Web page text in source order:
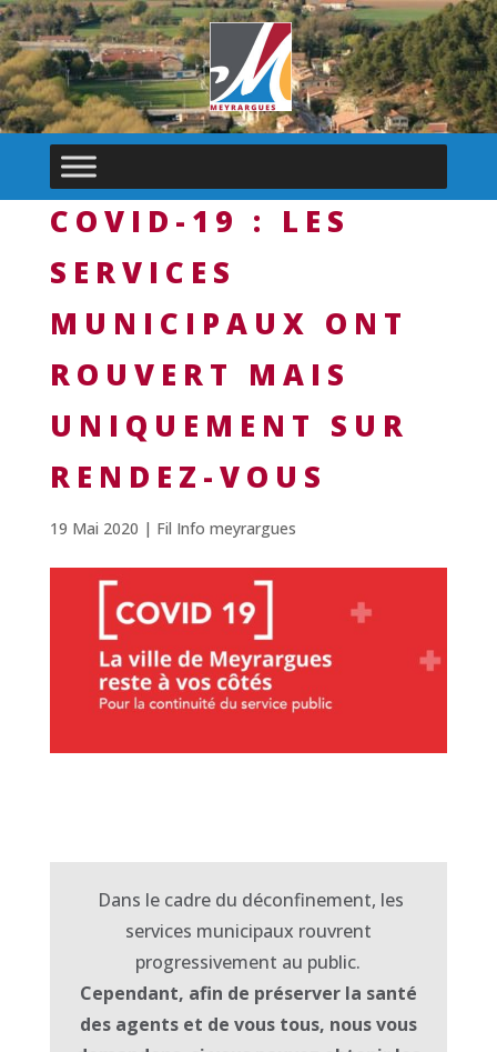
COVID-19 : LES
SERVICES
MUNICIPAUX ONT
ROUVERT MAIS
UNIQUEMENT SUR
RENDEZ-VOUS
19 Mai 2020 | Fil Info meyrargues
Dans le cadre du déconfinement, les
services municipaux rouvrent
progressivement au public.
Cependant, afin de préserver la santé
des agents et de vous tous, nous vous